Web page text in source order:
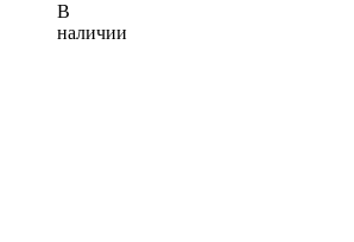
В
наличии